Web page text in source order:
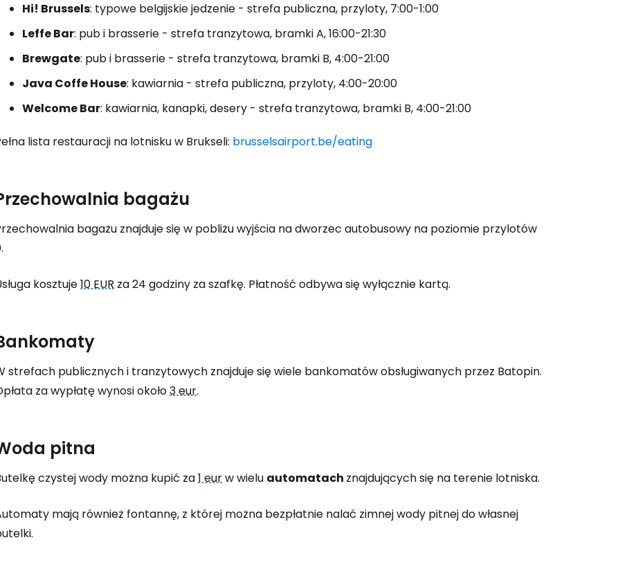
Hi! Brussels: typowe belgijskie jedzenie - strefa publiczna, przyloty, 7:00-1:00
Leffe Bar: pub i brasserie - strefa tranzytowa, bramki A, 16:00-21:30
Brewgate: pub i brasserie - strefa tranzytowa, bramki B, 4:00-21:00
Java Coffe House: kawiarnia - strefa publiczna, przyloty, 4:00-20:00
Welcome Bar: kawiarnia, kanapki, desery - strefa tranzytowa, bramki B, 4:00-21:00
lista restauracji na lotnisku w Brukseli: brusselsairport.be/eating
bagażu
bagażu znajduje się w pobliżu wyjścia na dworzec autobusowy na poziomie przylotów
kosztuje10 EUR za 24 godziny za szafkę. Płatność odbywa się wyłącznie kartą.
strefach publicznych i tranzytowych znajduje się wiele bankomatów obsługiwanych przez Batopin.
za wypłatę wynosi około3 eur.
pitna
czystej wody można kupić za1 eurw wielu automatach znajdujących się na terenie lotniska.
mają również fontannę, z której można bezpłatnie nalać zimnej wody pitnej do własnej